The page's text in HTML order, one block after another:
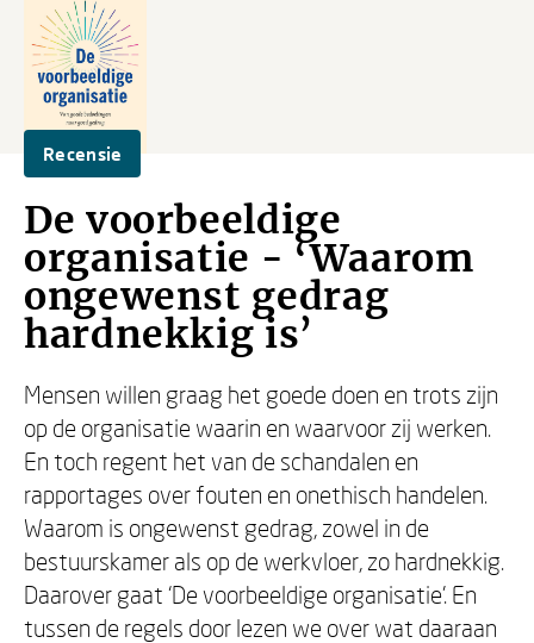
Recensie
De voorbeeldige
organisatie - ‘Waarom
ongewenst gedrag
hardnekkig is’
Mensen willen graag het goede doen en trots zijn
op de organisatie waarin en waarvoor zij werken.
En toch regent het van de schandalen en
rapportages over fouten en onethisch handelen.
Waarom is ongewenst gedrag, zowel in de
bestuurskamer als op de werkvloer, zo hardnekkig.
Daarover gaat ‘De voorbeeldige organisatie’. En
tussen de regels door lezen we over wat daaraan